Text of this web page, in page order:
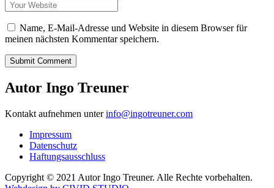
Name, E-Mail-Adresse und Website in diesem Browser für
meinen nächsten Kommentar speichern.
Autor Ingo Treuner
Kontakt aufnehmen unterinfo@ingotreuner.com
Impressum
Datenschutz
Haftungsausschluss
Copyright © 2021 Autor Ingo Treuner. Alle Rechte vorbehalten.